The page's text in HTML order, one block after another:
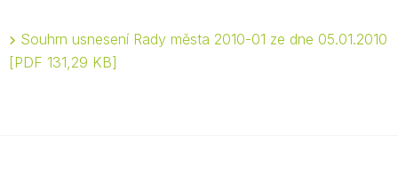
Souhrn usnesení Rady města 2010-01 ze dne 05.01.2010
PDF 131,29 KB